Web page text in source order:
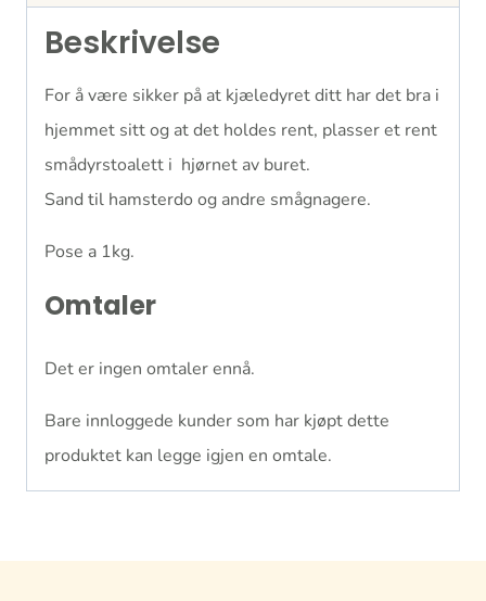
Beskrivelse
For å være sikker på at kjæledyret ditt har det bra i
hjemmet sitt og at det holdes rent, plasser et rent
smådyrstoalett i hjørnet av buret.
Sand til hamsterdo og andre smågnagere.
Pose a 1kg.
Omtaler
Det er ingen omtaler ennå.
Bare innloggede kunder som har kjøpt dette
produktet kan legge igjen en omtale.